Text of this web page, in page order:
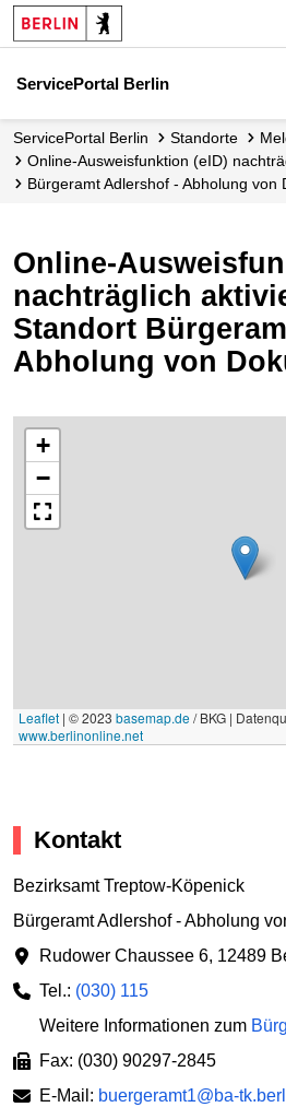
ServicePortal Berlin
ServicePortal Berlin Standorte
Online-Ausweisfunktion (eID)
Bürgeramt Adlershof - Abholung von
Online-
nachträglich
Standort
Abholung von
+
−
Leaflet | © 2023 basemap.de/ BKG |
www.berlinonline.net
Kontakt
Bezirksamt Treptow-Köpenick
Bürgeramt Adlershof - Abholung
Rudower Chaussee 6, 12489
Tel.: (030) 115
Weitere Informationen zum
Fax: (030) 90297-2845
E-Mail: buergeramt1@ba-